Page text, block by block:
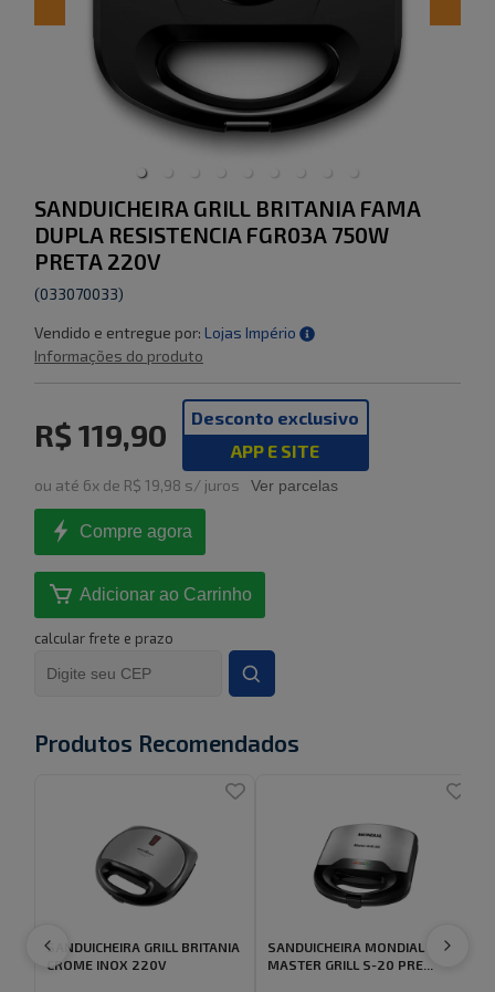
SANDUICHEIRA GRILL BRITANIA FAMA
DUPLA RESISTENCIA FGR03A 750W
PRETA 220V
(033070033)
Vendido e entregue por: Lojas Império
Informações do produto
R$ 119,90
Desconto exclusivo
APP E SITE
ou até 6x de R$ 19,98 s/ juros Ver parcelas
Compre agora
Adicionar ao Carrinho
calcular frete e prazo
Produtos Recomendados
SANDUICHEIRA GRILL BRITANIA
CROME INOX 220V
SANDUICHEIRA MONDIAL
MASTER GRILL S-20 PRE...